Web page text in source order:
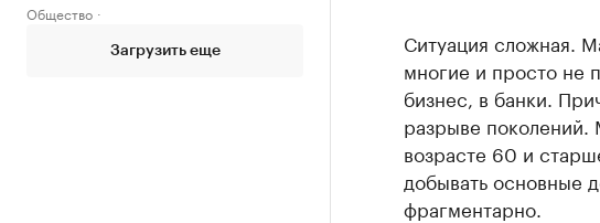
Общество
Загрузить еще
Ситуация сложная.
многие и просто не
бизнес, в банки.
разрыве
возрасте 60 и
добывать основные
фрагментарно.